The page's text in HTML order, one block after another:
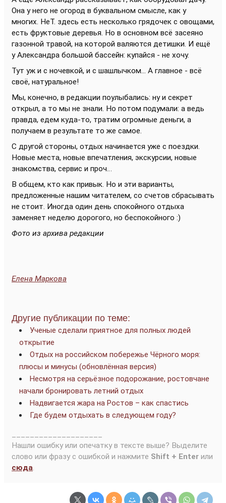
Она у него не огород в буквальном смысле, как у
многих. НеТ. здесь есть несколько грядочек с овощами,
есть фруктовые деревья. Но в основном всё засеяно
газонной травой, на которой валяются детишки. И ещё
у Александра большой бассейн: купайся - не хочу.
Тут уж и с ночевкой, и с шашлычком... А главное - всё
своё, натуральное!
Мы, конечно, в редакции поулыбались: ну и секрет
открыл, а то мы не знали. Но потом подумали: а ведь
правда, едем куда-то, тратим огромные деньги, а
получаем в результате то же самое.
С другой стороны, отдых начинается уже с поездки.
Новые места, новые впечатления, экскурсии, новые
знакомства, сервис и проч…
В общем, кто как привык. Но и эти варианты,
предложенные нашим читателем, со счетов сбрасывать
не стоит. Иногда один день спокойного отдыха
заменяет неделю дорогого, но беспокойного :)
Фото из архива редакции
Елена Маркова
Другие публикации по теме:
Ученые сделали приятное для полных людей
открытие
Отдых на российском побережье Чёрного моря:
плюсы и минусы (обновлённая версия)
Несмотря на серьёзное подорожание, ростовчане
начали бронировать летний отдых
Надвигается жара на Ростов – как спастись
Где будем отдыхать в следующем году?
Нашли ошибку или опечатку в тексте выше? Выделите
слово или фразу с ошибкой и нажмите Shift + Enter или
сюда.